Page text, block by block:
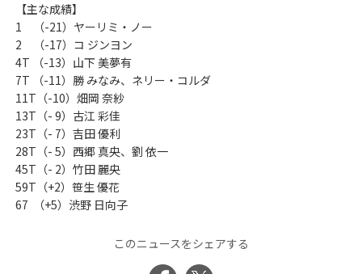
【主な成績】
1 （-21）ヤーリミ・ノー
2 （-17）コ ジンヨン
4T （-13）山下 美夢有
7T （-11）勝 みなみ、ネリー・コルダ
11T（-10）畑岡 奈紗
13T（- 9）古江 彩佳
23T（- 7）吉田 優利
28T（- 5）西郷 真央、劉 依一
45T（- 2）竹田 麗央
59T（+2）笹生 優花
67 （+5）渋野 日向子
このニュースをシェアする